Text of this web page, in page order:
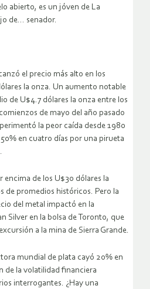
abierto, es un jóven de La
de… senador.
el precio más alto en los
la onza. Un aumento notable
de U$4.7 dólares la onza entre los
de mayo del año pasado
la peor caída desde 1980
en cuatro días por una pirueta
encima de los U$30 dólares la
de promedios históricos. Pero la
del metal impactó en la
Silver en la bolsa de Toronto, que
a la mina de Sierra Grande.
mundial de plata cayó 20% en
de la volatilidad financiera
interrogantes. ¿Hay una